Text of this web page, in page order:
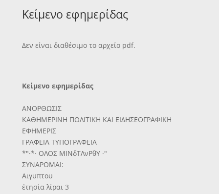
Κείμενο εφημερίδας
Δεν είναι διαθέσιμο το αρχείο pdf.
Κείμενο εφημερίδας
ΑΝΟΡΘΩΣΙΣ
ΚΑΘΗΜΕΡΙΝΗ ΠΟΛΙΤΙΚΗ ΚΑΙ ΕΙΔΗΣΕΟΓΡΑΦΙΚΗ
ΕΦΗΜΕΡΙΣ
ΓΡΑΦΕΙΑ ΤΥΠΟΓΡΑΦΕΙΑ
*"·*· ΟΛΟΣ ΜΙΝδΤΛνΡθΥ ·"
ΣΥΝΑΡΟΜΑΙ:
Αιγυπτου
έτησία λίραι 3